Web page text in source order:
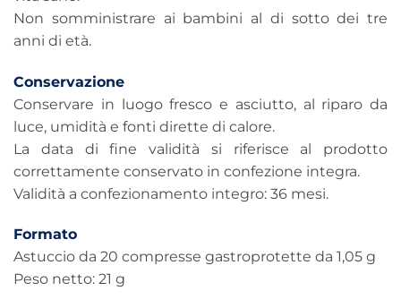
Non somministrare ai bambini al di sotto dei tre
anni di età.
Conservazione
Conservare in luogo fresco e asciutto, al riparo da
luce, umidità e fonti dirette di calore.
La data di fine validità si riferisce al prodotto
correttamente conservato in confezione integra.
Validità a confezionamento integro: 36 mesi.
Formato
Astuccio da 20 compresse gastroprotette da 1,05 g
Peso netto: 21 g